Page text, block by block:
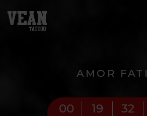
AMOR FATI
00 19 32